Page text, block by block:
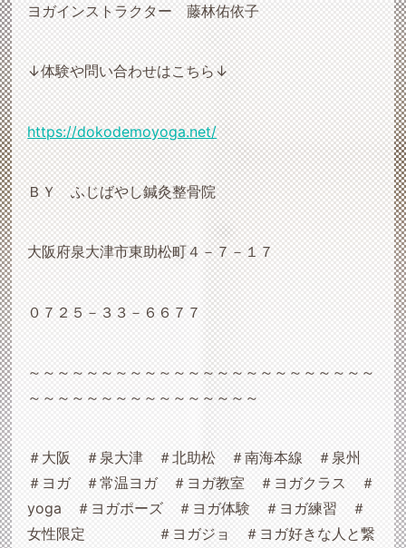
ヨガインストラクター 藤林佑依子
↓体験や問い合わせはこちら↓
https://dokodemoyoga.net/
ＢＹ ふじばやし鍼灸整骨院
大阪府泉大津市東助松町４－７－１７
０７２５－３３－６６７７
～～～～～～～～～～～～～～～～～～～～～～～～
～～～～～～～～～～～～～～～～
＃大阪 ＃泉大津 ＃北助松 ＃南海本線 ＃泉州
＃ヨガ ＃常温ヨガ ＃ヨガ教室 ＃ヨガクラス ＃
yoga ＃ヨガポーズ ＃ヨガ体験 ＃ヨガ練習 ＃
女性限定 ＃ヨガジョ ＃ヨガ好きな人と繋